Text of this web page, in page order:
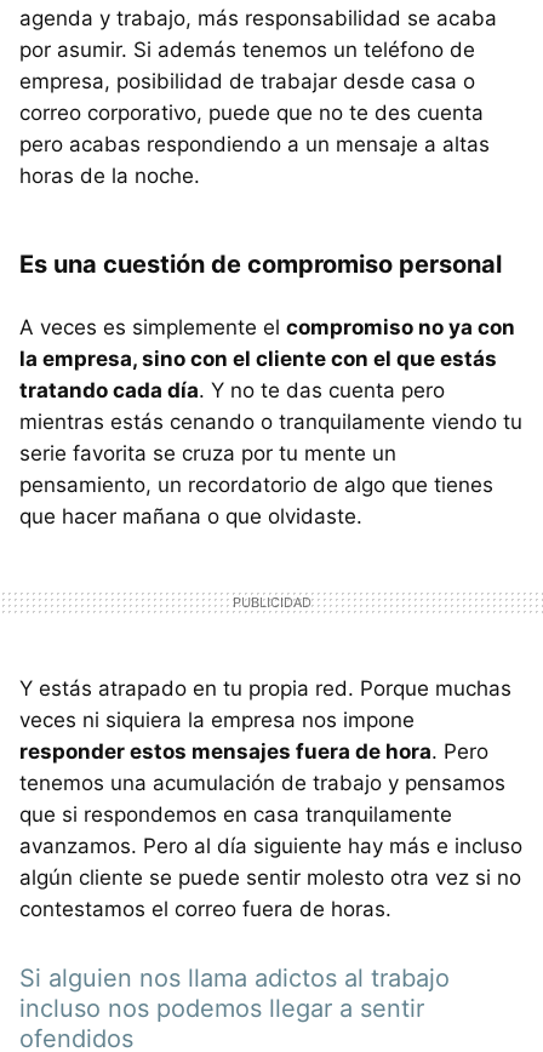
agenda y trabajo, más responsabilidad se acaba
por asumir. Si además tenemos un teléfono de
empresa, posibilidad de trabajar desde casa o
correo corporativo, puede que no te des cuenta
pero acabas respondiendo a un mensaje a altas
horas de la noche.
Es una cuestión de compromiso personal
A veces es simplemente el compromiso no ya con
la empresa, sino con el cliente con el que estás
tratando cada día. Y no te das cuenta pero
mientras estás cenando o tranquilamente viendo tu
serie favorita se cruza por tu mente un
pensamiento, un recordatorio de algo que tienes
que hacer mañana o que olvidaste.
Y estás atrapado en tu propia red. Porque muchas
veces ni siquiera la empresa nos impone
responder estos mensajes fuera de hora. Pero
tenemos una acumulación de trabajo y pensamos
que si respondemos en casa tranquilamente
avanzamos. Pero al día siguiente hay más e incluso
algún cliente se puede sentir molesto otra vez si no
contestamos el correo fuera de horas.
Si alguien nos llama adictos al trabajo
incluso nos podemos llegar a sentir
ofendidos